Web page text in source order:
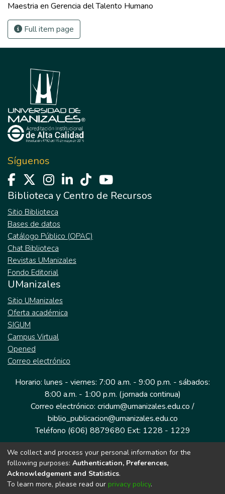
Maestria en Gerencia del Talento Humano
Full item page
Síguenos
Biblioteca y Centro de Recursos
Sitio Biblioteca
Bases de datos
Catálogo Público (OPAC)
Chat Biblioteca
Revistas UManizales
Fondo Editorial
UManizales
Sitio UManizales
Oferta académica
SIGUM
Campus Virtual
Opened
Correo electrónico
Horario: lunes - viernes: 7:00 a.m. - 9:00 p.m. - sábados:
8:00 a.m. - 1:00 p.m. (jornada continua)
Correo electrónico: cridum@umanizales.edu.co /
biblio_publicacion@umanizales.edu.co
Teléfono (606) 8879680 Ext: 1228 - 1229
Dirección: Cra 9 a # 19-03 Edificio histórico, piso 1
Manizales, Caldas
Colombia.
We collect and process your personal information for the
following purposes: Authentication, Preferences,
Acknowledgement and Statistics.
To learn more, please read our privacy policy.